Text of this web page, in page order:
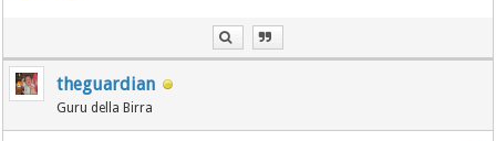
theguardian
Guru della Birra